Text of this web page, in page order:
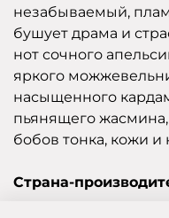
незабываемый,
бушует драма и
нот сочного
яркого
насыщенного
пьянящего
бобов тонка, кожи и
Страна-